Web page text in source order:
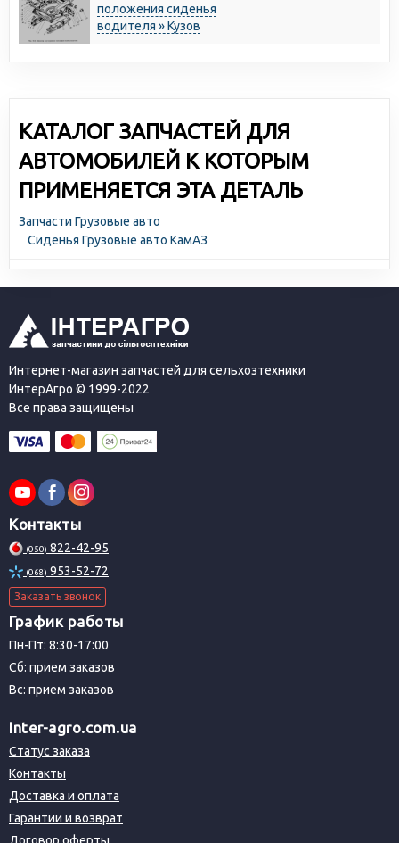
положения сиденья
водителя » Кузов
КАТАЛОГ ЗАПЧАСТЕЙ ДЛЯ
АВТОМОБИЛЕЙ К КОТОРЫМ
ПРИМЕНЯЕТСЯ ЭТА ДЕТАЛЬ
Запчасти Грузовые авто
Сиденья Грузовые авто КамАЗ
Интернет-магазин запчастей для сельхозтехники
ИнтерАгро © 1999-2022
Все права защищены
Контакты
(050) 822-42-95
(068) 953-52-72
Заказать звонок
График работы
Пн-Пт: 8:30-17:00
Сб: прием заказов
Вс: прием заказов
Inter-agro.com.ua
Статус заказа
Контакты
Доставка и оплата
Гарантии и возврат